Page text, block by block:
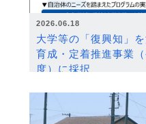
2026.06.18
大学等の「復興知」
育成・定着推進事業
度）に採択